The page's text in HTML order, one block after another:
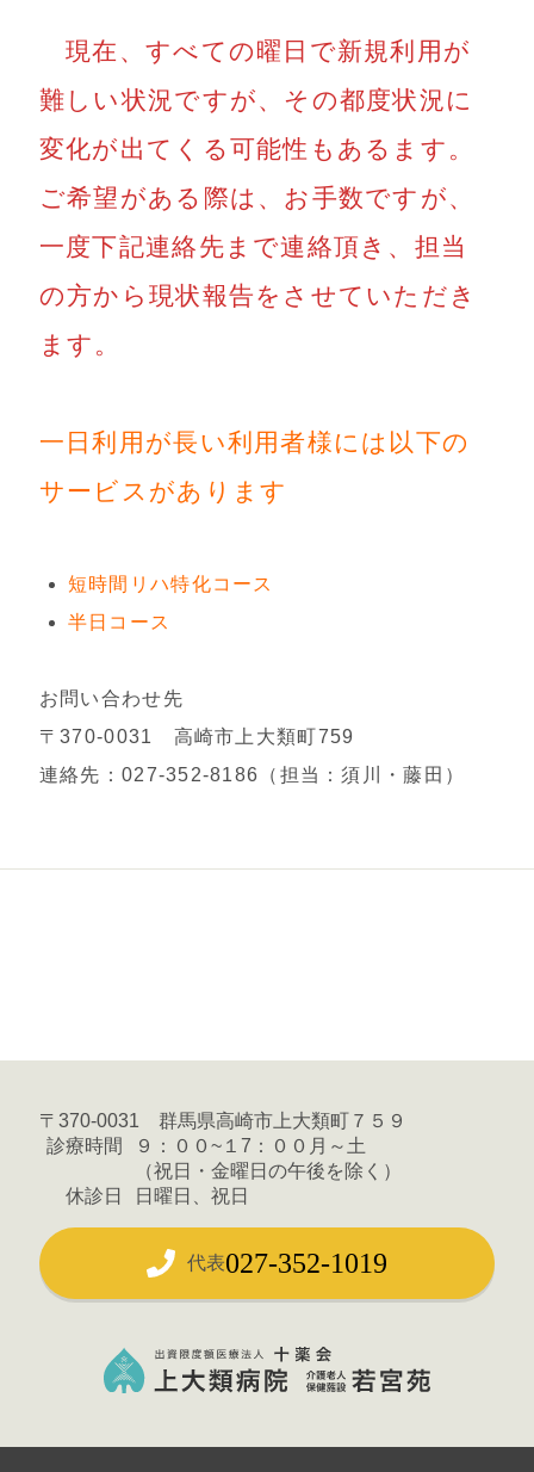
現在、すべての曜日で新規利用が
難しい状況ですが、その都度状況に
変化が出てくる可能性もあるます。
ご希望がある際は、お手数ですが、
一度下記連絡先まで連絡頂き、担当
の方から現状報告をさせていただき
ます。
一日利用が⻑い利用者様には以下の
サービスがあります
短時間リハ特化コース
半日コース
お問い合わせ先
〒370-0031 高崎市上大類町759
連絡先：027-352-8186（担当：須川・藤田）
〒370-0031 群馬県高崎市上大類町７５９
診療時間
９：００~１7：００月～土
（祝日・金曜日の午後を除く）
休診日
日曜日、祝日
代表027-352-1019